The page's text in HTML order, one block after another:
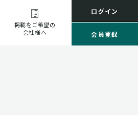
掲載をご希望の
会社様へ
ログイン
会員登録